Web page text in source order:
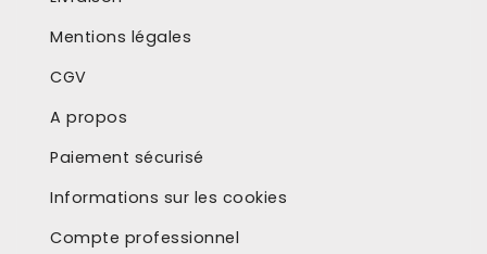
Mentions légales
CGV
A propos
Paiement sécurisé
Informations sur les cookies
Compte professionnel